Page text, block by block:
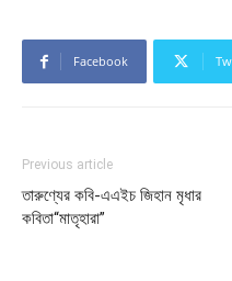
Facebook
Previous article
তারুণ্যের কবি-এএইচ জিহান মৃধার
কবিতা“মাতৃহারা”